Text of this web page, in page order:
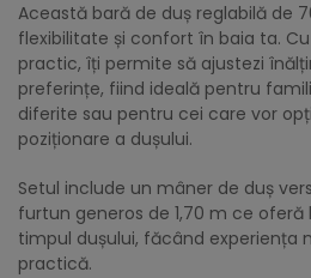
Această bară de duș reglabilă de
flexibilitate și confort în baia ta.
practic, îți permite să ajustezi
preferințe, fiind ideală pentru
diferite sau pentru cei care vor
poziționare a dușului.
Setul include un mâner de duș
furtun generos de 1,70 m ce
timpul dușului, făcând experiența
practică.